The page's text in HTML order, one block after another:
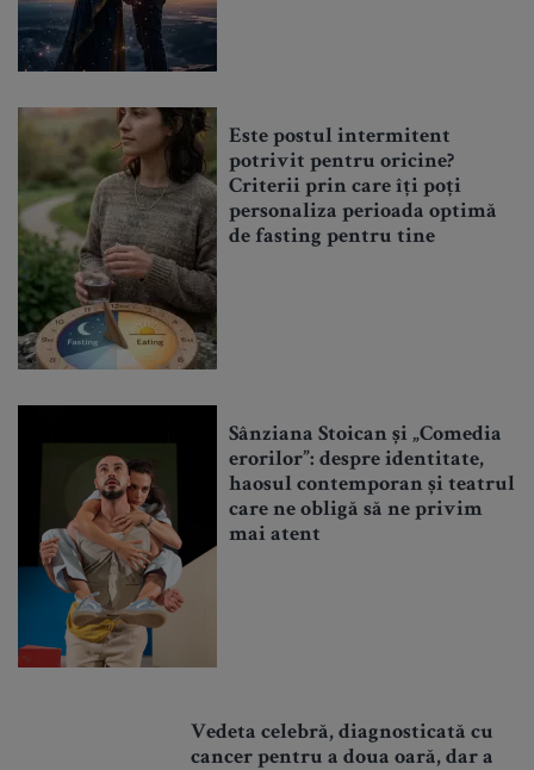
Este postul intermitent
potrivit pentru oricine?
Criterii prin care îți poți
personaliza perioada optimă
de fasting pentru tine
Sânziana Stoican și „Comedia
erorilor”: despre identitate,
haosul contemporan și teatrul
care ne obligă să ne privim
mai atent
Vedeta celebră, diagnosticată cu
cancer pentru a doua oară, dar a